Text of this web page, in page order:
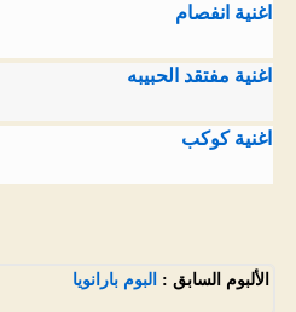
اغنية انفصام
اغنية مفتقد الحبيبه
اغنية كوكب
الألبوم السابق : البوم بارانويا